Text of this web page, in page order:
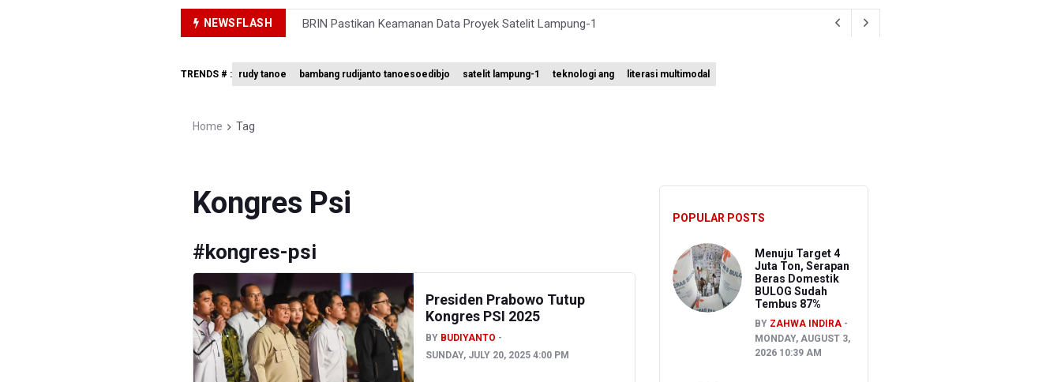
NEWSFLASH
BRIN Pastikan Keamanan Data Proyek Satelit Lampung-1
Kuasa Hukum Klaim 995 Airsoft Gun di Sekolah Swasta Jaksel Berizin, Bantah Kepemilikan Senjata Api dan Narkoba
TRENDS # : rudy tanoe bambang rudijanto tanoesoedibjo satelit lampung-1 teknologi ang literasi multimodal
Home Tag
Kongres Psi
#kongres-psi
Presiden Prabowo Tutup
Kongres PSI 2025
BY BUDIYANTO
SUNDAY, JULY 20, 2025 4:00 PM
POPULAR POSTS
Menuju Target 4
Juta Ton, Serapan
Beras Domestik
BULOG Sudah
Tembus 87%
BY ZAHWA INDIRA
MONDAY, AUGUST 3,
2026 10:39 AM